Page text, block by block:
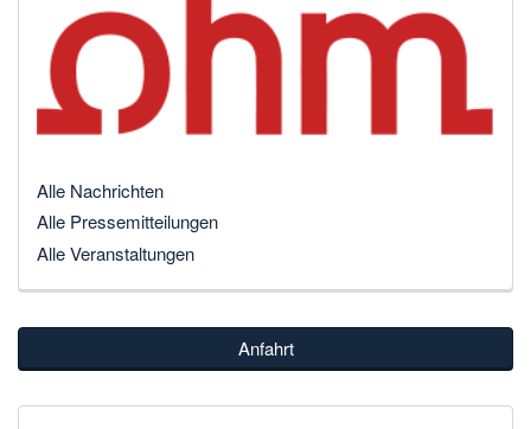
Alle Nachrichten
Alle Pressemitteilungen
Alle Veranstaltungen
Anfahrt